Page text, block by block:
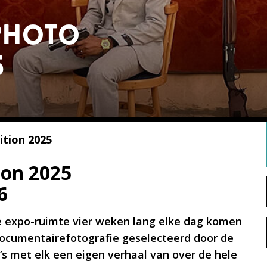
2025
2025
ruimte vier weken lang elke dag komen
geselecteerd door de
met elk een eigen verhaal van over de hele